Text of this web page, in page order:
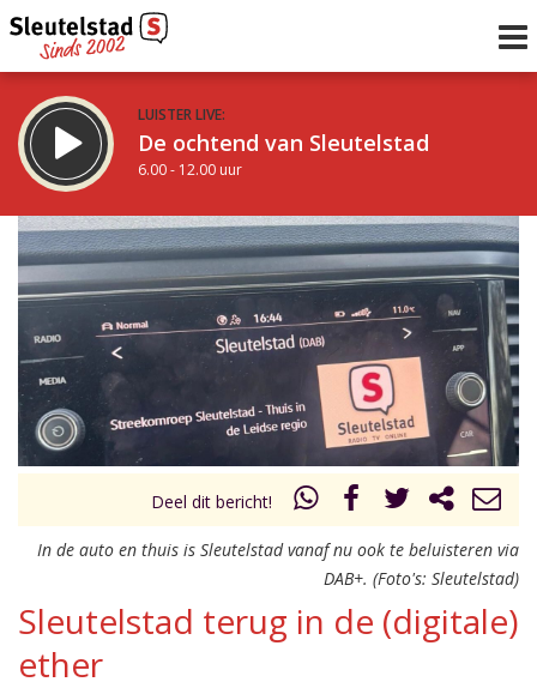
LUISTER LIVE:
De ochtend van Sleutelstad
6.00 - 12.00 uur
STRAKS:
De middag van Sleutelstad
12.00 - 18.00 uur
Vorig uur
uur 1 van 0 Volgend uur
Deel dit bericht!
In de auto en thuis is Sleutelstad vanaf nu ook te beluisteren via
DAB+. (Foto's: Sleutelstad)
Sleutelstad terug in de (digitale)
ether